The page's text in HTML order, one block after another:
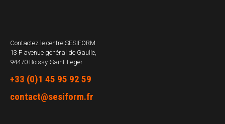
Contactez le centre SESIFORM
13 F avenue général de Gaulle,
94470 Boissy-Saint-Leger
+33 (0)1 45 95 92 59
contact@sesiform.fr